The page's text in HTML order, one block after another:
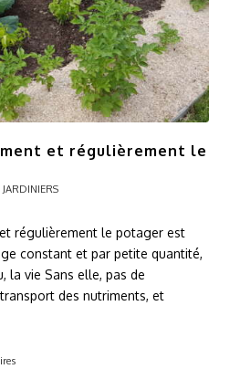
et régulièrement le
régulièrement le potager est
constant et par petite quantité,
la vie Sans elle, pas de
des nutriments, et